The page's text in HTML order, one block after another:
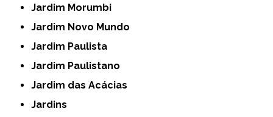
Jardim Morumbi
Jardim Novo Mundo
Jardim Paulista
Jardim Paulistano
Jardim das Acácias
Jardins